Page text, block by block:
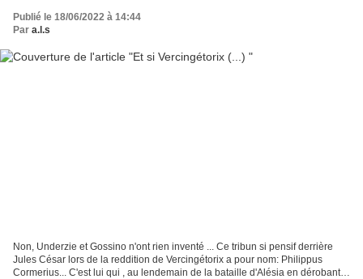
Publié le 18/06/2022 à 14:44
Par a.l.s
Non, Underzie et Gossino n'ont rien inventé ... Ce tribun si pensif derrière
Jules César lors de la reddition de Vercingétorix a pour nom: Philippus
Cormerius... C'est lui qui , au lendemain de la bataille d'Alésia en dérobant